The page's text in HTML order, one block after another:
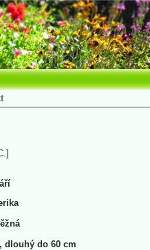
dlouhý do 60 cm